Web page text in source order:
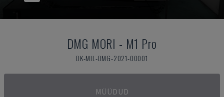
DMG MORI - M1 Pro
DK-MIL-DMG-2021-00001
MÜÜDUD